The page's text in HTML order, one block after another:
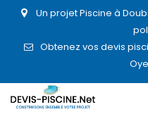
Un projet Piscine à
Obtenez vos devis